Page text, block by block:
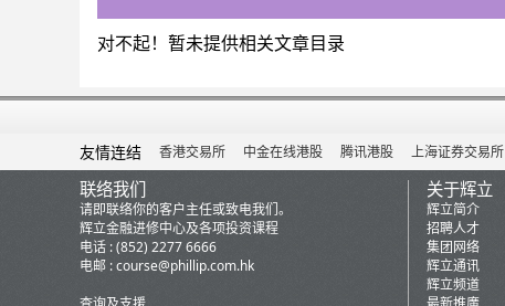
对不起！暂未提供相关文章目录
友情连结 香港交易所 中金在线港股 腾讯港股 上海证券交易所
联络我们
请即联络你的客户主任或致电我们。
辉立金融进修中心及各项投资课程
电话 : (852) 2277 6666
电邮 :course@phillip.com.hk
关于辉立
辉立简介
招聘人才
集团网络
辉立通讯
辉立频道